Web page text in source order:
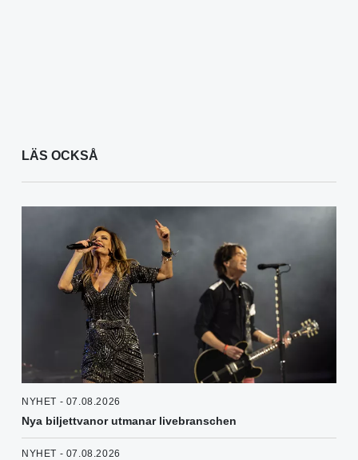
LÄS OCKSÅ
NYHET - 07.08.2026
Nya biljettvanor utmanar livebranschen
NYHET - 07.08.2026